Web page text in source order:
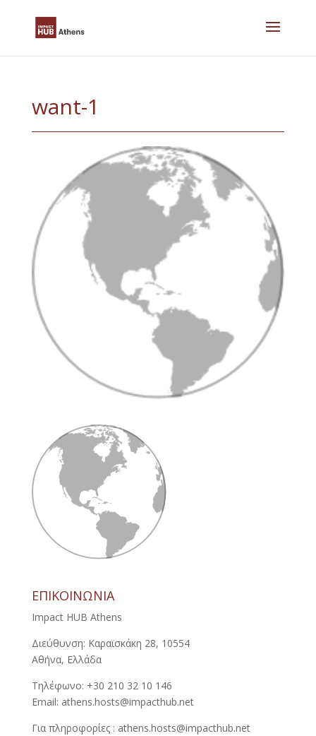
want-1
ΕΠΙΚΟΙΝΩΝΙΑ
Impact HUB Athens
Διεύθυνση: Καραϊσκάκη 28, 10554
Αθήνα, Ελλάδα
Τηλέφωνο: +30 210 32 10 146
Email: athens.hosts@impacthub.net
Για πληροφορίες : athens.hosts@impacthub.net